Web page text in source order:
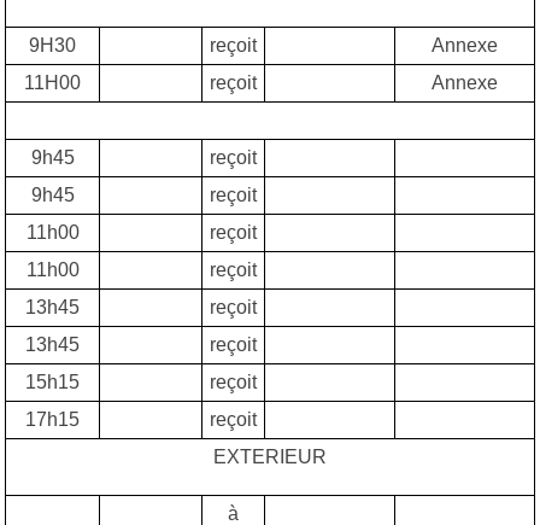
9H30 reçoit
Annexe
11H00
reçoit Annexe
9h45
reçoit
9h45
reçoit
11h00
reçoit
11h00
reçoit
13h45
reçoit
13h45
reçoit
15h15
reçoit
17h15
reçoit
EXTERIEUR
à